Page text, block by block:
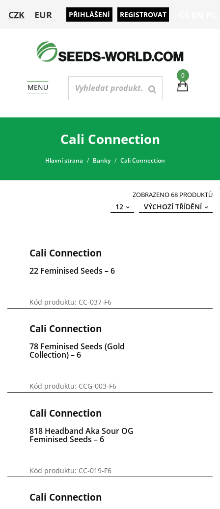
CZK EUR PŘIHLÁŠENÍ REGISTROVAT
0
MENU
Cali Connection
Hlavní strana Banky Cali Connection
ZOBRAZENO 68 PRODUKTŮ
VÝCHOZÍ TŘÍDĚNÍ
12
Cali Connection
22 Feminised Seeds – 6
Kód produktu: CC-037-F6
Cali Connection
78 Feminised Seeds (Gold
Collection) – 6
Kód produktu: CCG-003-F6
Cali Connection
818 Headband Aka Sour OG
Feminised Seeds – 6
Kód produktu: CC-019-F6
Cali Connection